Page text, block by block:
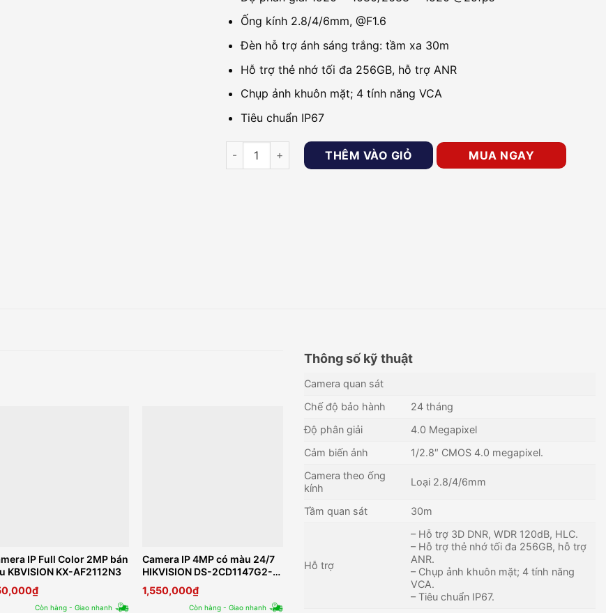
Ống kính 2.8/4/6mm, @F1.6
Đèn hỗ trợ ánh sáng trắng: tầm xa 30m
Hỗ trợ thẻ nhớ tối đa 256GB, hỗ trợ ANR
Chụp ảnh khuôn mặt; 4 tính năng VCA
Tiêu chuẩn IP67
Camera IP Colorvu 4MP HIKVISION DS-2CD2347G2-LU tích hợp MIC số lượng
THÊM VÀO GIỎ MUA NGAY
IP Full Color 2MP bán
KBVISION KX-AF2112N3
₫
Còn hàng - Giao nhanh
Camera IP 4MP có màu 24/7
HIKVISION DS-2CD1147G2-
LUF
1,550,000₫
Còn hàng - Giao nhanh
Camera IP Dome Full Color
2MP DAHUA DH-IPC-
H1C (Chuẩn Type-C)
385,000
Thông số kỹ thuật
Camera quan sát
Chế độ bảo hành
24 tháng
Độ phân giải
4.0 Megapixel
Cảm biến ảnh
1/2.8″ CMOS 4.0 megapixel.
Camera theo ống
kính
Loại 2.8/4/6mm
Tầm quan sát 30m
Hỗ trợ
– Hỗ trợ 3D DNR, WDR 120dB, HLC.
– Hỗ trợ thẻ nhớ tối đa 256GB, hỗ trợ
ANR.
– Chụp ảnh khuôn mặt; 4 tính năng
VCA.
– Tiêu chuẩn IP67.